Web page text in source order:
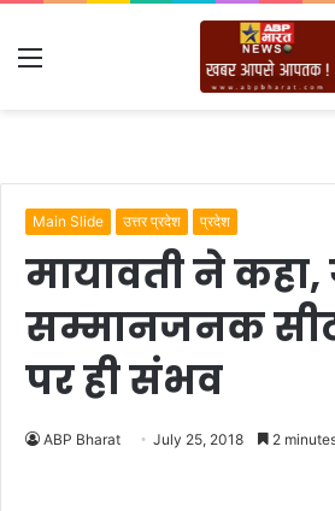
Menu
Main Slide उत्तर प्रदेश प्रदेश
मायावती ने
सम्मानजनक
पर ही संभव
ABP Bharat July 25, 2018 2